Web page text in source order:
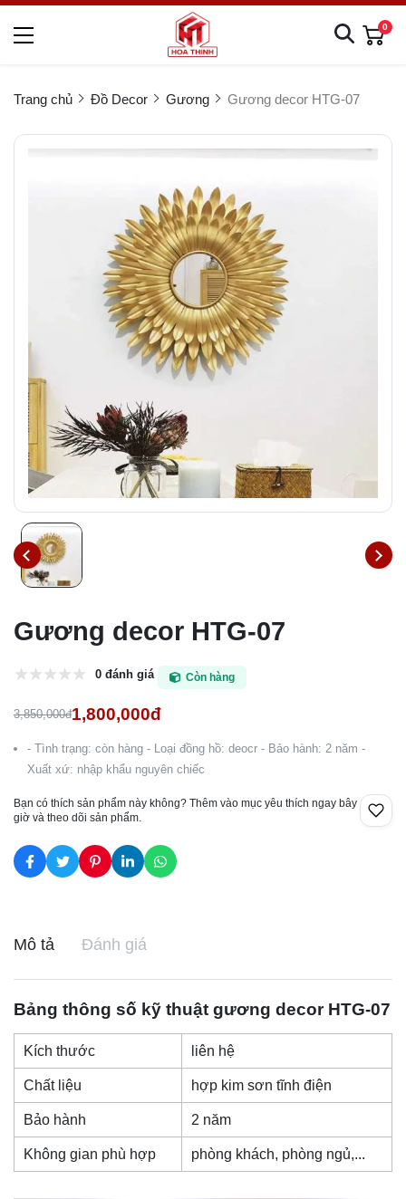
0
Trang chủ Đồ Decor Gương Gương decor HTG-07
Gương decor HTG-07
0 đánh giá Còn hàng
3,850,000đ1,800,000đ
- Tình trạng: còn hàng - Loại đồng hồ: deocr - Bảo hành: 2 năm -
Xuất xứ: nhập khẩu nguyên chiếc
Bạn có thích sản phẩm này không? Thêm vào mục yêu thích ngay bây
giờ và theo dõi sản phẩm.
Mô tả Đánh giá
Bảng thông số kỹ thuật gương decorHTG-07
Kích thước liên hệ
Chất liệu hợp kim sơn tĩnh điện
Bảo hành 2 năm
Không gian phù hợp phòng khách, phòng ngủ,...